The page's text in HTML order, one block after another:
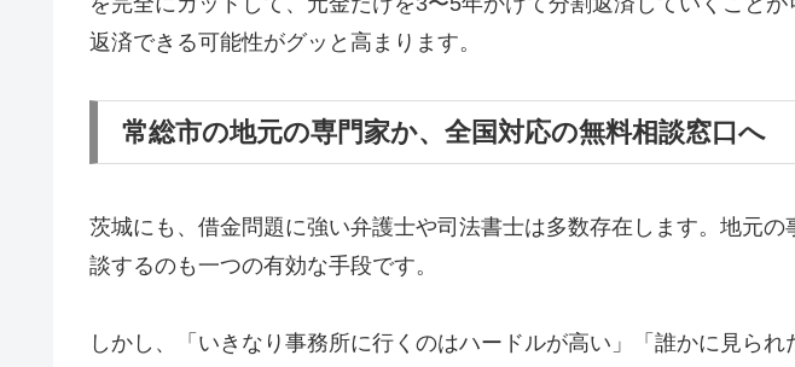
返済できる可能性がグッと高まります。
常総市の地元の専門家か、全国対応の無料相談窓口へ
茨城にも、借金問題に強い弁護士や司法書士は多数存在します。地元の
談するのも一つの有効な手段です。
しかし、「いきなり事務所に行くのはハードルが高い」「誰かに見ら